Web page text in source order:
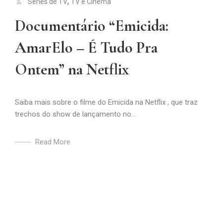
Documentário “Emicida:
AmarElo – É Tudo Pra
Ontem” na Netflix
Saiba mais sobre o filme do Emicida na Netflix , que traz
trechos do show de lançamento no...
Read More